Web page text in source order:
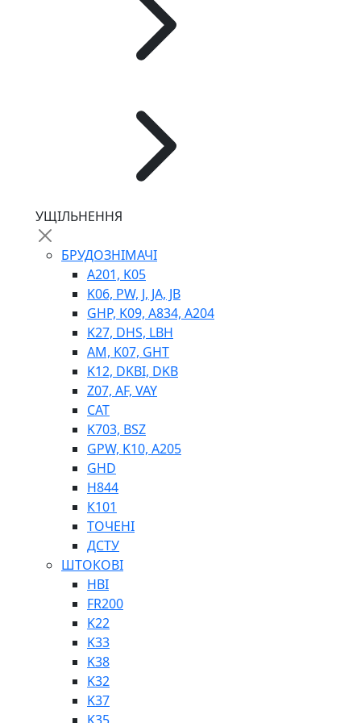
НАСОСИ-ДОЗАТОРИ
ГІДРОФІКАЦІЯ ТЯГАЧІВ
КОНТРОЛЬНО-ВИМІРЮВАЛЬНА АПАРАТУРА
ЛЕБІДКИ
ВТУЛКИ
BIMETAL
Е90, E92
SINT, E60
ПНЕВМАТИКА
ФІТИНГИ
УЩІЛЬНЕННЯ
БРУДОЗНІМАЧІ
A201, K05
K06, PW, J, JA, JB
GHP, K09, A834, A204
K27, DHS, LBH
AM, K07, GHT
K12, DKBI, DKB
Z07, AF, VAY
CAT
K703, BSZ
GPW, K10, A205
GHD
H844
К101
ТОЧЕНІ
ДСТУ
ШТОКОВІ
HBI
FR200
K22
K33
K38
K32
K37